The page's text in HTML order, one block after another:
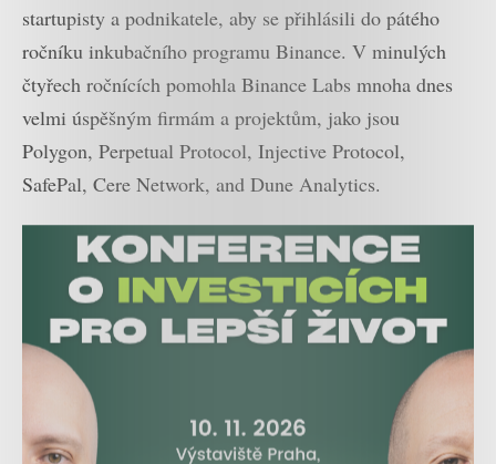
startupisty a podnikatele, aby se přihlásili do pátého
ročníku inkubačního programu Binance. V minulých
čtyřech ročnících pomohla Binance Labs mnoha dnes
velmi úspěšným firmám a projektům, jako jsou
Polygon, Perpetual Protocol, Injective Protocol,
SafePal, Cere Network, and Dune Analytics.